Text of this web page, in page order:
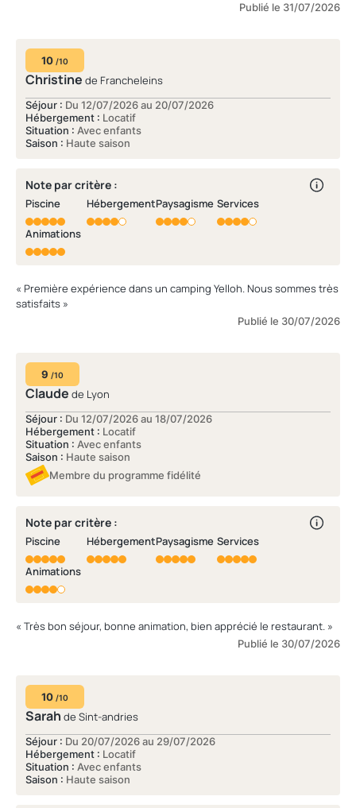
Publié le 31/07/2026
10 /10
Christine de Francheleins
Séjour : Du 12/07/2026 au 20/07/2026
Hébergement : Locatif
Situation : Avec enfants
Saison : Haute saison
Note par critère :
Piscine Hébergement Paysagisme Services
Animations
« Première expérience dans un camping Yelloh. Nous sommes très
satisfaits »
Publié le 30/07/2026
9 /10
Claude de Lyon
Séjour : Du 12/07/2026 au 18/07/2026
Hébergement : Locatif
Situation : Avec enfants
Saison : Haute saison
Membre du programme fidélité
Note par critère :
Piscine Hébergement Paysagisme Services
Animations
« Très bon séjour, bonne animation, bien apprécié le restaurant. »
Publié le 30/07/2026
10 /10
Sarah de Sint-andries
Séjour : Du 20/07/2026 au 29/07/2026
Hébergement : Locatif
Situation : Avec enfants
Saison : Haute saison